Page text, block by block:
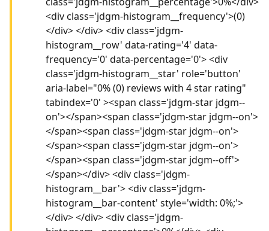
<div class='jdgm-histogram__frequency'>(0)
</div> </div> <div class='jdgm-
histogram__row' data-rating='4' data-
frequency='0' data-percentage='0'> <div
class='jdgm-histogram__star' role='button'
aria-label="0% (0) reviews with 4 star rating"
tabindex='0' ><span class='jdgm-star jdgm--
on'></span><span class='jdgm-star jdgm--on'>
</span><span class='jdgm-star jdgm--on'>
</span><span class='jdgm-star jdgm--on'>
</span><span class='jdgm-star jdgm--off'>
</span></div> <div class='jdgm-
histogram__bar'> <div class='jdgm-
histogram__bar-content' style='width: 0%;'>
</div> </div> <div class='jdgm-